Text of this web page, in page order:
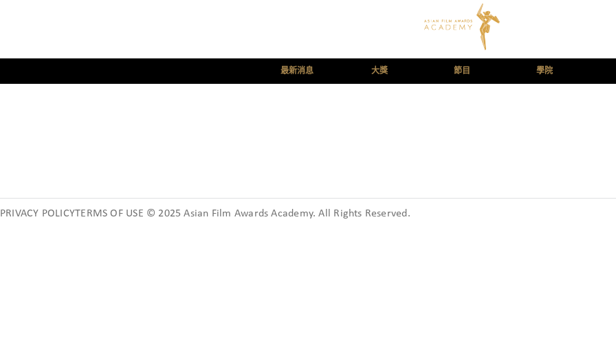
最新消息 大獎 節目 學院
PRIVACY POLICYTERMS OF USE © 2025 Asian Film Awards Academy. All Rights Reserved.